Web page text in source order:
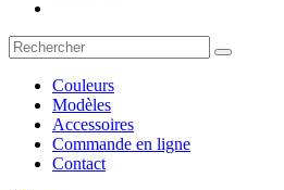
Couleurs
Modèles
Accessoires
Commande en ligne
Contact